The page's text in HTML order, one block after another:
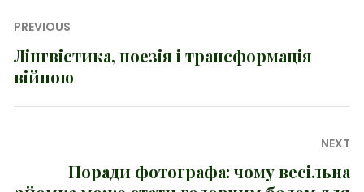
Навігація
записів
PREVIOUS
Previous
post:
Лінгвістика, поезія і трансформація
війною
NEXT
Поради фотографа: чому весільна